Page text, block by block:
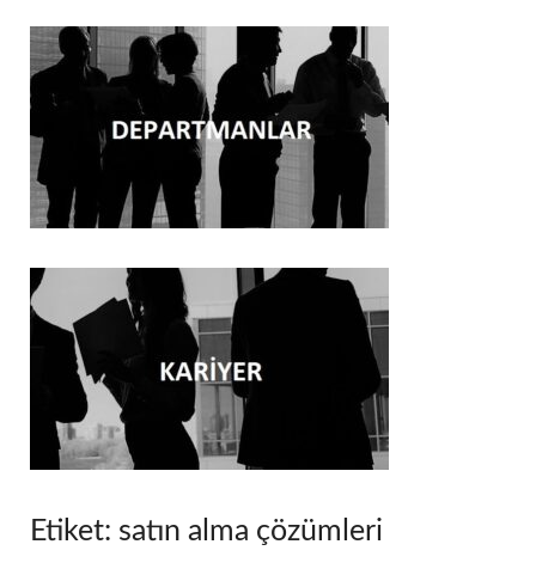
Etiket: satın alma çözümleri